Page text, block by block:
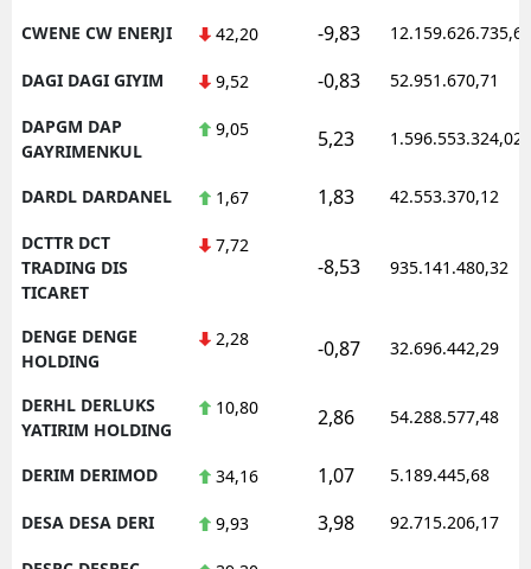
CWENE CW ENERJI 42,20 -9,83 12.159.626.735,62
DAGI DAGI GIYIM 9,52 -0,83 52.951.670,71
DAPGM DAP
GAYRIMENKUL
9,05 5,23 1.596.553.324,02
DARDL DARDANEL 1,67 1,83 42.553.370,12
DCTTR DCT
TRADING DIS
TICARET
7,72
-8,53 935.141.480,32
DENGE DENGE
HOLDING
2,28 -0,87 32.696.442,29
DERHL DERLUKS
YATIRIM HOLDING
10,80 2,86 54.288.577,48
DERIM DERIMOD 34,16 1,07 5.189.445,68
DESA DESA DERI 9,93 3,98 92.715.206,17